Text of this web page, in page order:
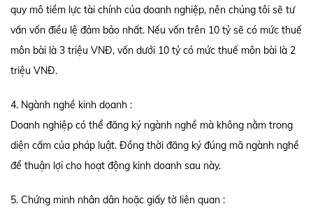
quy mô tiềm lực tài chính của doanh nghiệp, nên chúng tôi sẽ tư
vấn vốn điều lệ đảm bảo nhất. Nếu vốn trên 10 tỷ sẽ có mức thuế
môn bài là 3 triệu VNĐ, vốn dưới 10 tỷ có mức thuế môn bài là 2
triệu VNĐ.
4. Ngành nghề kinh doanh :
Doanh nghiệp có thể đăng ký ngành nghề mà không nằm trong
diện cấm của pháp luật. Đồng thời đăng ký đúng mã ngành nghề
để thuận lợi cho hoạt động kinh doanh sau này.
5. Chứng minh nhân dân hoặc giấy tờ liên quan :